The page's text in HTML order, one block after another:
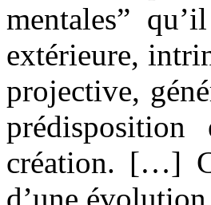
mentales”
extérieure,
projective,
création. […]